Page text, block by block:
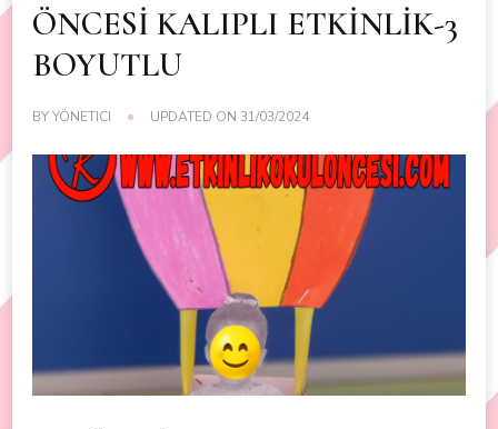
ÖNCESİ KALIPLI ETKİNLİK-3
BOYUTLU
BYYÖNETICI UPDATED ON 31/03/2024